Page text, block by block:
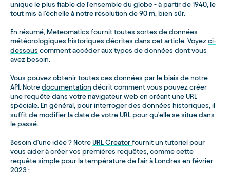
unique le plus fiable de l'ensemble du globe - à partir de 1940, le
tout mis à l'échelle à notre résolution de 90 m, bien sûr.
En résumé, Meteomatics fournit toutes sortes de données
météorologiques historiques décrites dans cet article. Voyez ci-
dessous comment accéder aux types de données dont vous
avez besoin.
Vous pouvez obtenir toutes ces données par le biais de notre
API. Notre documentation décrit comment vous pouvez créer
une requête dans votre navigateur web en créant une URL
spéciale. En général, pour interroger des données historiques, il
suffit de modifier la date de votre URL pour qu'elle se situe dans
le passé.
Besoin d'une idée ? Notre URL Creator fournit un tutoriel pour
vous aider à créer vos premières requêtes, comme cette
requête simple pour la température de l'air à Londres en février
2023 :